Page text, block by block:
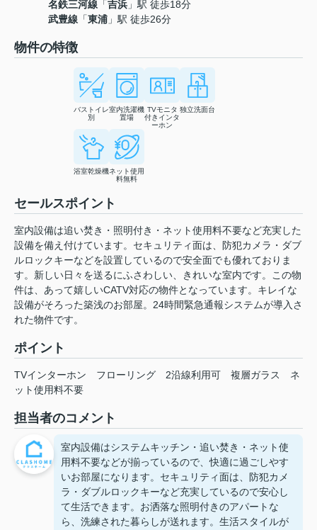
名鉄三河線 「吉浜 」駅 徒歩18分
武豊線 「東浦 」駅 徒歩26分
物件の特徴
バストイレ
別
室内洗濯機
置場
TVモニタ
付きインタ
ーホン
独立洗面台
浴室乾燥機ネット使用
料無料
セールスポイント
室内設備は追い焚き・照明付き・ネット使用料不要など充実した
設備を備え付けています。セキュリティ面は、防犯カメラ・ダブ
ルロックキーなどを設置しているので安全面でも優れておりま
す。新しい日々を送るにふさわしい、きれいな室内です。この物
件は、あって嬉しいCATV対応の物件となっています。キレイな
設備がそろった築浅のお部屋。24時間緊急通報システムが導入さ
れた物件です。
ポイント
TVインターホン フローリング 2沿線利用可 複層ガラス
ネ
ット使用料不要
担当者のコメント
室内設備はシステムキッチン・追い焚き・ネット使
用料不要などが揃っているので、快適に過ごしやす
いお部屋になります。セキュリティ面は、防犯カメ
ラ・ダブルロックキーなど充実しているので安心し
て生活できます。お洒落な照明付きのアパートな
ら、洗練された暮らしが送れます。生活スタイルが